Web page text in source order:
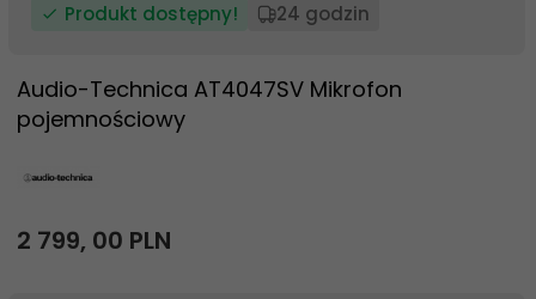
Produkt dostępny! 24 godzin
Audio-Technica AT4047SV Mikrofon
pojemnościowy
2 799, 00 PLN